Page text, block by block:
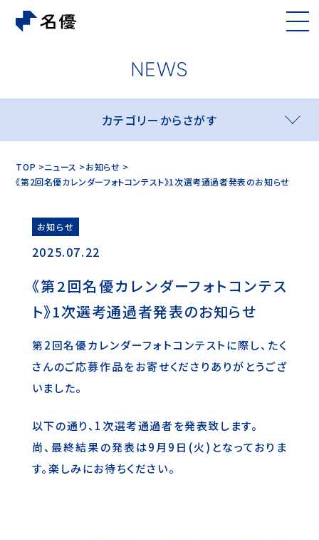
カテゴリーからさがす
TOP ニュース
お知らせ
《第2回名優カレンダーフォトコンテスト》1次選考通過者発表のお知らせ
お知らせ
2025.07.22
《第2回名優カレンダーフォトコンテス
ト》1次選考通過者発表のお知らせ
第2回名優カレンダーフォトコンテストに際し、たく
さんのご応募作品をお寄せくださりありがとうござ
いました。
以下の通り、1次選考通過者を発表致します。
尚、最終結果の発表は9月9日(火)となっておりま
す。楽しみにお待ちください。